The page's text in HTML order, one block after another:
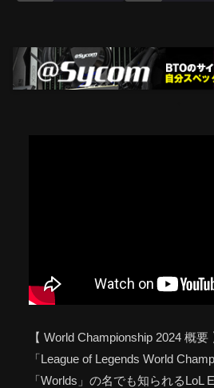
【 World Championship 2024 概要
「League of Legends World
「Worlds」の名でも知られるLoL